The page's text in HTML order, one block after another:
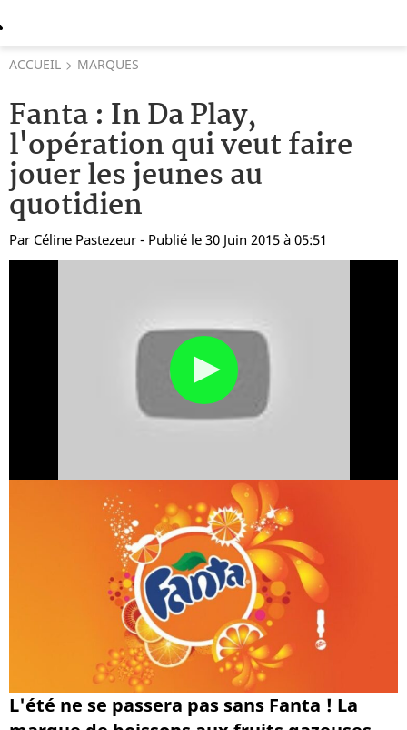
ACCUEIL MARQUES
Fanta : In Da Play,
l'opération qui veut faire
jouer les jeunes au
quotidien
Par Céline Pastezeur - Publié le 30 Juin 2015 à 05:51
L'été ne se passera pas sans Fanta ! La